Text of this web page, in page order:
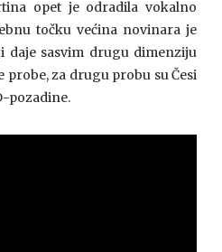
opet je odradila vokalno
točku većina novinara je
daje sasvim drugu dimenziju
probe, za drugu probu su Česi
pozadine.